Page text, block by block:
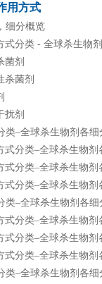
用方式
，细分概览
作用方式分类 - 全球杀
杀菌剂
性杀菌剂
干扰剂
分类–全球杀生物剂各
作用方式分类–全球杀生
作用方式分类–全球杀生
作用方式分类–全球杀生
分类–全球杀生物剂各
作用方式分类–全球杀生
作用方式分类–全球杀生
作用方式分类–全球杀
分类–全球杀生物剂各